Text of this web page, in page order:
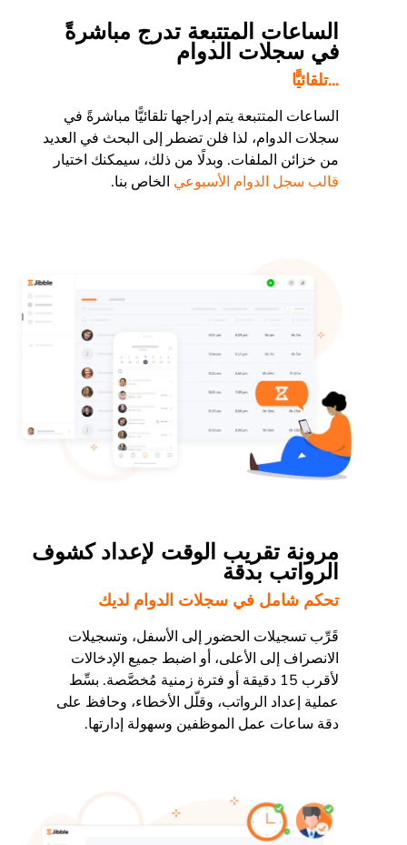
الساعات المتتبعة تدرج مباشرةً
في سجلات الدوام
...تلقائيًّا
الساعات المتتبعة يتم إدراجها تلقائيًّا مباشرةً في
سجلات الدوام، لذا فلن تضطر إلى البحث في العديد
من خزائن الملفات. وبدلًا من ذلك، سيمكنك اختيار
قالب سجل الدوام الأسبوعي الخاص بنا.
مرونة تقريب الوقت لإعداد كشوف
الرواتب بدقة
تحكم شامل في سجلات الدوام لديك
قَرِّب تسجيلات الحضور إلى الأسفل، وتسجيلات
الانصراف إلى الأعلى، أو اضبط جميع الإدخالات
لأقرب 15 دقيقة أو فترة زمنية مُخصَّصة. بسِّط
عملية إعداد الرواتب، وقلّل الأخطاء، وحافظ على
دقة ساعات عمل الموظفين وسهولة إدارتها.